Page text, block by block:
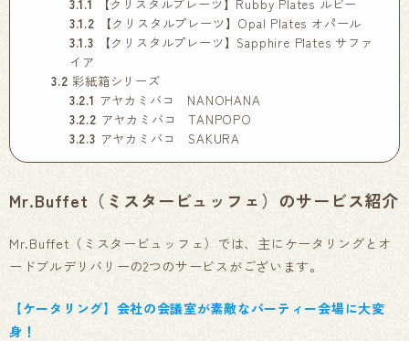
3.1.1 【クリスタルプレーツ】Rubby Plates ルビー
3.1.2 【クリスタルプレーツ】Opal Plates オパール
3.1.3 【クリスタルプレーツ】Sapphire Plates サファ
イア
3.2 彩紙箱シリーズ
3.2.1 アヤカミバコ NANOHANA
3.2.2 アヤカミバコ TANPOPO
3.2.3 アヤカミバコ SAKURA
Mr.Buffet（ミスタービュッフェ）のサービス紹介
Mr.Buffet（ミスタービュッフェ）では、主にケータリングとオ
ードブルデリバリーの2つのサービスがございます。
【ケータリング】会社の会議室が素敵なパーティー会場に大変
身！